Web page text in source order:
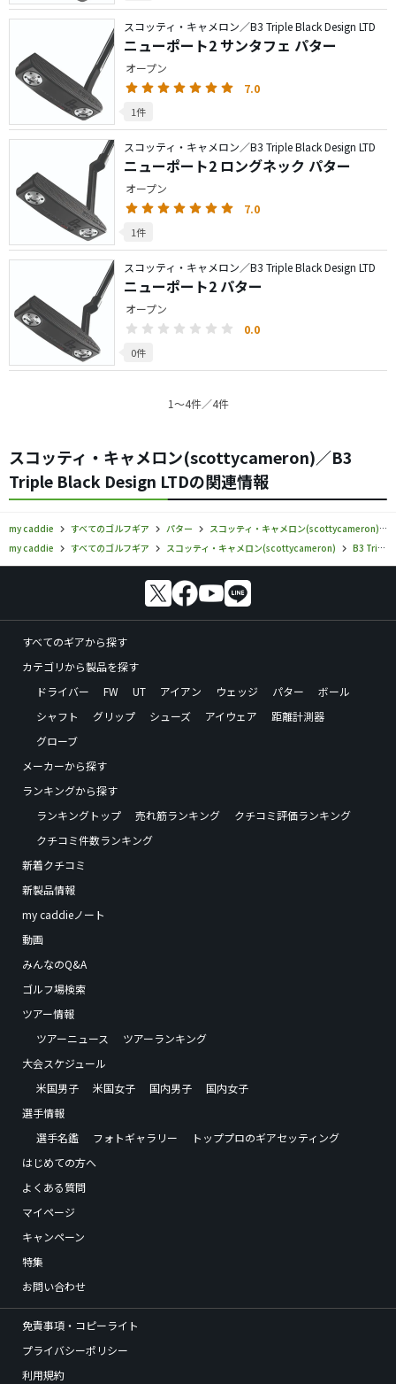
スコッティ・キャメロン／B3 Triple Black Design LTD
ニューポート2 サンタフェ パター
オープン
7.0
1件
スコッティ・キャメロン／B3 Triple Black Design LTD
ニューポート2 ロングネック パター
オープン
7.0
1件
スコッティ・キャメロン／B3 Triple Black Design LTD
ニューポート2 パター
オープン
0.0
0件
1〜4件／4件
スコッティ・キャメロン(scottycameron)／B3
Triple Black Design LTDの関連情報
my caddie すべてのゴルフギア パター
スコッティ・キャメロン(scottycameron)
my caddie
すべてのゴルフギア スコッティ・キャメロン(scottycameron) B3 Triple Black Design LTD
すべてのギアから探す
カテゴリから製品を探す
ドライバー
FW UT アイアン ウェッジ パター
ボール
シャフト
グリップ シューズ アイウェア
距離計測器
グローブ
メーカーから探す
ランキングから探す
ランキングトップ
売れ筋ランキング
クチコミ評価ランキング
クチコミ件数ランキング
新着クチコミ
新製品情報
my caddieノート
動画
みんなのQ&A
ゴルフ場検索
ツアー情報
ツアーニュース
ツアーランキング
大会スケジュール
米国男子
米国女子 国内男子
国内女子
選手情報
選手名鑑
フォトギャラリー
トッププロのギアセッティング
はじめての方へ
よくある質問
マイページ
キャンペーン
特集
お問い合わせ
免責事項・コピーライト
プライバシーポリシー
利用規約